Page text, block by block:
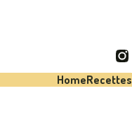
HomeRecettes